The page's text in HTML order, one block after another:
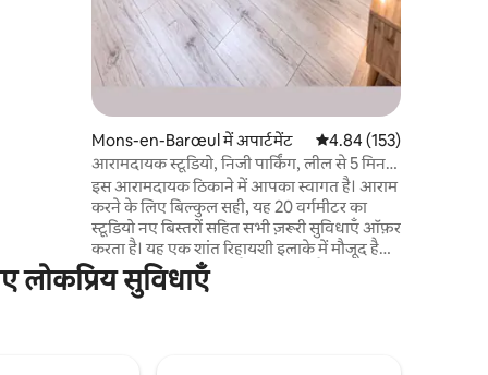
Mons-en-Barœul में अपार्टमेंट औसत रेटिंग 5 में से 4.84,
4.84 (153)
आरामदायक स्टूडियो, निजी पार्किंग, लील से 5 मिनट
की दूरी पर
इस आरामदायक ठिकाने में आपका स्वागत है। आराम
करने के लिए बिल्कुल सही, यह 20 वर्गमीटर का
स्टूडियो नए बिस्तरों सहित सभी ज़रूरी सुविधाएँ ऑफ़र
करता है। यह एक शांत रिहायशी इलाके में मौजूद है
और मेट्रो से 10 मिनट की पैदल दूरी पर है (लील गारे
स्टेशन से 3 स्टॉप दूर)। यह मकान का एक अलग से
लोकप्रिय सुविधाएँ